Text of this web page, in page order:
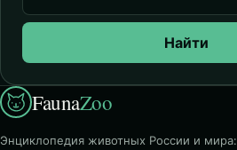
Найти
FaunaZoo
Энциклопедия животных России и мира: